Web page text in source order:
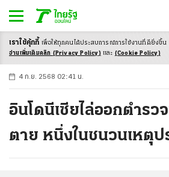
-ก ก ก+
4 ก.ย. 2568 02:41 น.
อินโดนีเซียไล่ออกตำร
ตาย หนึ่งในชนวนเหตุป
เราใช้คุ้กกี้ เพื่อให้ทุกคนได้ประสบการณ์การใช้งานที่ดียิ่งขึ้น
อ่านเพิ่มเติมคลิก (Privacy Policy) และ (Cookie Policy)